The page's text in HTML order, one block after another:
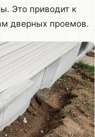
Это приводит к
дверных проемов.